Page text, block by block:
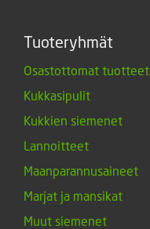
Tuoteryhmät
Osastottomat tuotteet
Kukkasipulit
Kukkien siemenet
Lannoitteet
Maanparannusaineet
Marjat ja mansikat
Muut siemenet